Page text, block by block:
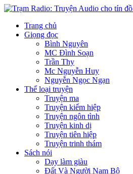
Trang chủ
Giọng đọc
Bình Nguyên
MC Đình Soạn
Trần Thy
Mc Nguyễn Huy
Nguyễn Ngọc Ngạn
Thể loại truyện
Truyện ma
Truyện kiếm hiệp
Truyện ngôn tình
Truyện kinh dị
Truyện tiên hiệp
Truyện trinh thám
Sách nói
Dạy làm giàu
Đất Và Người Nam Bộ